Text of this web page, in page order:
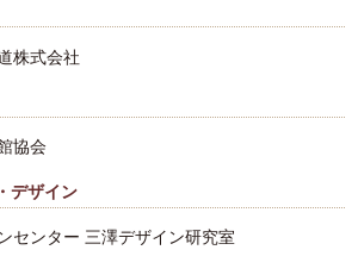
株式会社
協会
デザイン
センター 三澤デザイン研究室